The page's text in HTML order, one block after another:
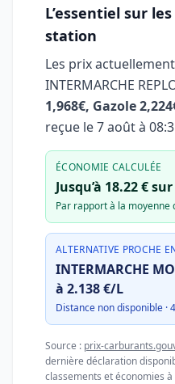
L’essentiel sur
station
Les prix
INTERMARCHE
1,968€, Gazole
reçue le7 août à
ÉCONOMIE CALCULÉE
Jusqu’à 18.22 €
Par rapport à la moyenne
ALTERNATIVE PROCHE
INTERMARCHE
à 2.138 €/L
Distance non disponible ·
Source : prix-
dernière déclaration
classements et économies